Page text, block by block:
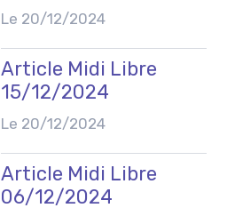
Le 20/12/2024
Article Midi Libre
15/12/2024
Le 20/12/2024
Article Midi Libre
06/12/2024